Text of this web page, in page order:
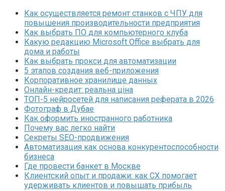
Как осуществляется ремонт станков с ЧПУ для
повышения производительности предприятия
Как выбрать ПО для компьютерного клуба
Какую редакцию Microsoft Office выбрать для
дома и работы
Как выбрать прокси для автоматизации
5 этапов создания веб-приложения
Корпоративное хранилище данных
Онлайн-кредит: реальна ціна
ТОП-5 нейросетей для написания реферата в 2026
Фотограф в Дубае
Как оформить иностранного работника
Почему вас легко найти
Секреты SEO-продвижения
Автоматизация как основа конкурентоспособности
бизнеса
Где провести банкет в Москве
Клиентский опыт и продажи: как CX помогает
удерживать клиентов и повышать прибыль